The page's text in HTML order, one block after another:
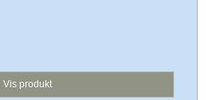
Vis produkt